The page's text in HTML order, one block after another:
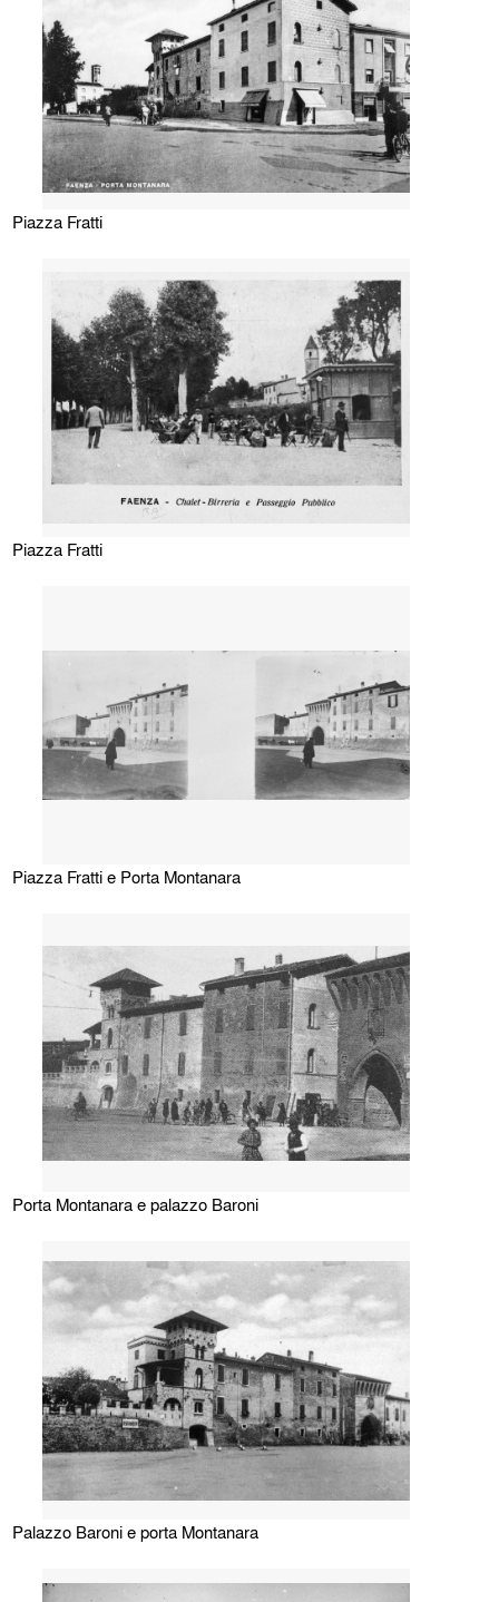
Piazza Fratti
Piazza Fratti
Piazza Fratti e Porta Montanara
Porta Montanara e palazzo Baroni
Palazzo Baroni e porta Montanara